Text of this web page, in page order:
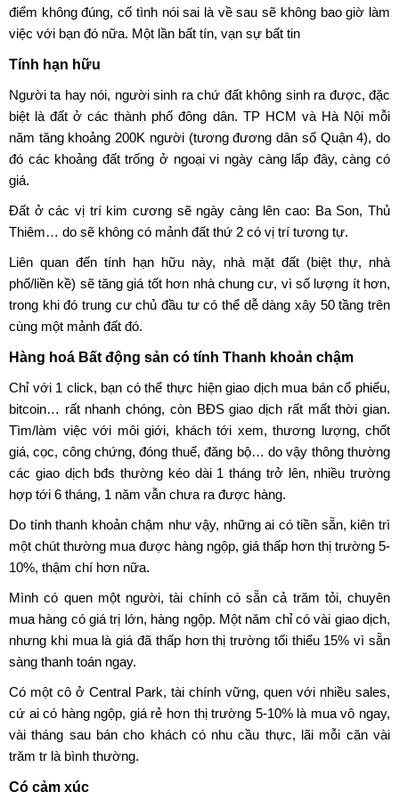
điểm không đúng, cố tình nói sai là về sau sẽ không bao giờ làm
việc với bạn đó nữa. Một lần bất tín, vạn sự bất tin
Tính hạn hữu
Người ta hay nói, người sinh ra chứ đất không sinh ra được, đặc
biệt là đất ở các thành phố đông dân. TP HCM và Hà Nội mỗi
năm tăng khoảng 200K người (tương đương dân số Quận 4), do
đó các khoảng đất trống ở ngoại vi ngày càng lấp đây, càng có
giá.
Đất ở các vị trí kim cương sẽ ngày càng lên cao: Ba Son, Thủ
Thiêm… do sẽ không có mảnh đất thứ 2 có vị trí tương tự.
Liên quan đến tính hạn hữu này, nhà mặt đất (biệt thự, nhà
phố/liền kề) sẽ tăng giá tốt hơn nhà chung cư, vì số lượng ít hơn,
trong khi đó trung cư chủ đầu tư có thể dễ dàng xây 50 tầng trên
cùng một mảnh đất đó.
Hàng hoá Bất động sản có tính Thanh khoản chậm
Chỉ với 1 click, bạn có thể thực hiện giao dịch mua bán cổ phiếu,
bitcoin… rất nhanh chóng, còn BĐS giao dịch rất mất thời gian.
Tìm/làm việc với môi giới, khách tới xem, thương lượng, chốt
giá, cọc, công chứng, đóng thuế, đăng bộ… do vậy thông thường
các giao dịch bđs thường kéo dài 1 tháng trở lên, nhiều trường
hợp tới 6 tháng, 1 năm vẫn chưa ra được hàng.
Do tính thanh khoản chậm như vậy, những ai có tiền sẵn, kiên trì
một chút thường mua được hàng ngộp, giá thấp hơn thị trường 5-
10%, thậm chí hơn nữa.
Mình có quen một người, tài chính có sẵn cả trăm tỏi, chuyên
mua hàng có giá trị lớn, hàng ngộp. Một năm chỉ có vài giao dịch,
nhưng khi mua là giá đã thấp hơn thị trường tối thiểu 15% vì sẵn
sàng thanh toán ngay.
Có một cô ở Central Park, tài chính vững, quen với nhiều sales,
cứ ai có hàng ngộp, giá rẻ hơn thị trường 5-10% là mua vô ngay,
vài tháng sau bán cho khách có nhu cầu thực, lãi mỗi căn vài
trăm tr là bình thường.
Có cảm xúc